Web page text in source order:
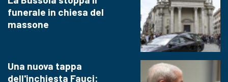
funerale in chiesa del
massone
Una nuova tappa
dell'inchiesta Fauci: